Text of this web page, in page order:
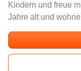
Kindern und freue
Jahre alt und